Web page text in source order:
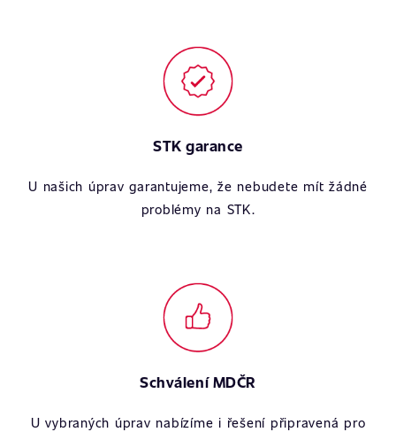
STK garance
U našich úprav garantujeme, že nebudete mít žádné
problémy na STK.
Schválení MDČR
U vybraných úprav nabízíme i řešení připravená pro